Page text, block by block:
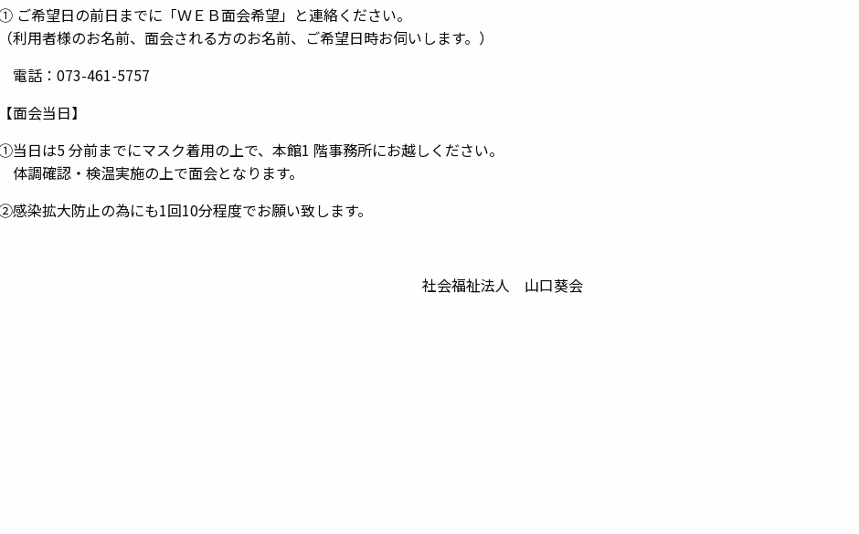
ご希望日の前日までに「ＷＥＢ面会希望」と連絡ください。
（利用者様のお名前、面会される方のお名前、ご希望日時お伺いします。）
電話：073-461-5757
【面会当日】
当日は5 分前までにマスク着用の上で、本館1 階事務所にお越しください。
体調確認・検温実施の上で面会となります。
感染拡大防止の為にも1回10分程度でお願い致します。
社会福祉法人 山口葵会